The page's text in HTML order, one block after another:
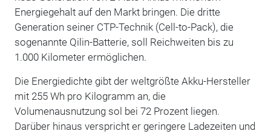
Energiegehalt auf den Markt bringen. Die dritte
Generation seiner CTP-Technik (Cell-to-Pack), die
sogenannte Qilin-Batterie, soll Reichweiten bis zu
1.000 Kilometer ermöglichen.
Die Energiedichte gibt der weltgrößte Akku-Hersteller
mit 255 Wh pro Kilogramm an, die
Volumenausnutzung sol bei 72 Prozent liegen.
Darüber hinaus verspricht er geringere Ladezeiten und